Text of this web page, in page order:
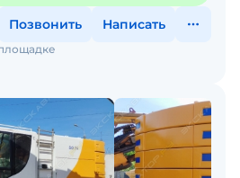
Позвонить Написать